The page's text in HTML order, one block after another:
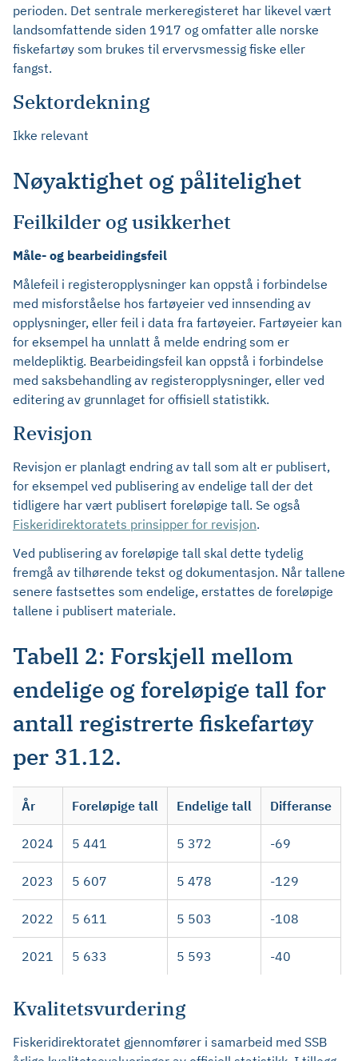
perioden. Det sentrale merkeregisteret har likevel vært
landsomfattende siden 1917 og omfatter alle norske
fiskefartøy som brukes til ervervsmessig fiske eller
fangst.
Sektordekning
Ikke relevant
Nøyaktighet og pålitelighet
Feilkilder og usikkerhet
Måle- og bearbeidingsfeil
Målefeil i registeropplysninger kan oppstå i forbindelse
med misforståelse hos fartøyeier ved innsending av
opplysninger, eller feil i data fra fartøyeier. Fartøyeier kan
for eksempel ha unnlatt å melde endring som er
meldepliktig. Bearbeidingsfeil kan oppstå i forbindelse
med saksbehandling av registeropplysninger, eller ved
editering av grunnlaget for offisiell statistikk.
Revisjon
Revisjon er planlagt endring av tall som alt er publisert,
for eksempel ved publisering av endelige tall der det
tidligere har vært publisert foreløpige tall. Se også
Fiskeridirektoratets prinsipper for revisjon.
Ved publisering av foreløpige tall skal dette tydelig
fremgå av tilhørende tekst og dokumentasjon. Når tallene
senere fastsettes som endelige, erstattes de foreløpige
tallene i publisert materiale.
Tabell 2: Forskjell mellom
endelige og foreløpige tall for
antall registrerte fiskefartøy
per 31.12.
År Foreløpige tall Endelige tall Differanse
2024 5 441 5 372 -69
2023 5 607 5 478 -129
2022 5 611 5 503 -108
2021 5 633 5 593 -40
Kvalitetsvurdering
Fiskeridirektoratet gjennomfører i samarbeid med SSB